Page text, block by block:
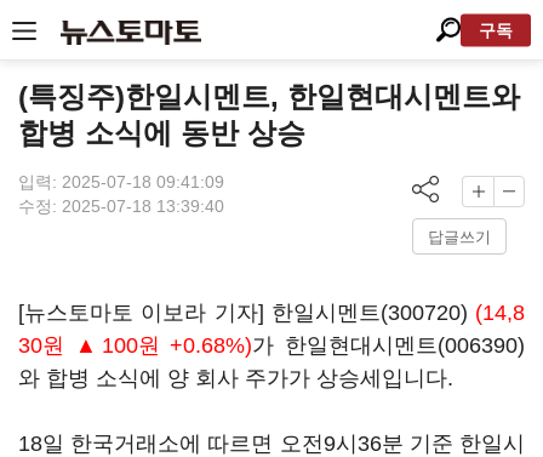
구독
(특징주)한일시멘트, 한일현대시멘트와
합병 소식에 동반 상승
입력: 2025-07-18 09:41:09
수정: 2025-07-18 13:39:40
답글쓰기
[뉴스토마토 이보라 기자] 한일시멘트(300720) (14,8
30원 ▲100원 +0.68%)가 한일현대시멘트(006390)
와 합병 소식에 양 회사 주가가 상승세입니다.
18일 한국거래소에 따르면 오전9시36분 기준 한일시